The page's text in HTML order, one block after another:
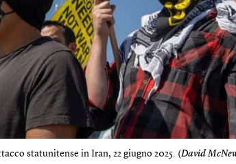
statunitense in Iran, 22 giugno 2025. (David